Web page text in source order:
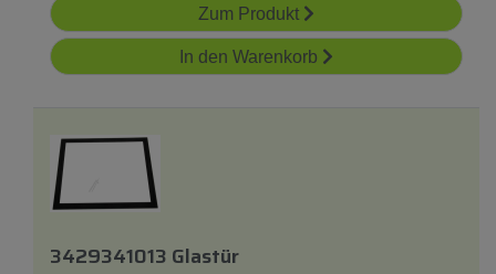
Zum Produkt
In den Warenkorb
3429341013 Glastür